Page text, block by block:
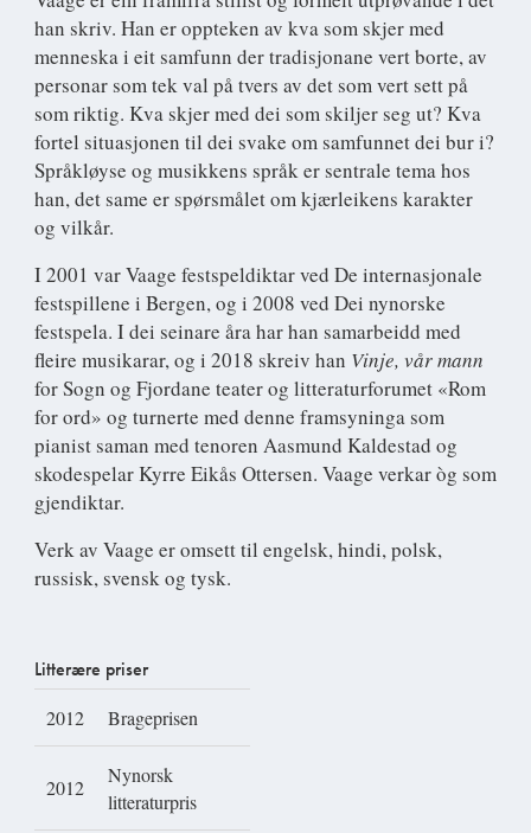
han skriv. Han er oppteken av kva som skjer med
menneska i eit samfunn der tradisjonane vert borte, av
personar som tek val på tvers av det som vert sett på
som riktig. Kva skjer med dei som skiljer seg ut? Kva
fortel situasjonen til dei svake om samfunnet dei bur i?
Språkløyse og musikkens språk er sentrale tema hos
han, det same er spørsmålet om kjærleikens karakter
og vilkår.
I 2001 var Vaage festspeldiktar ved De internasjonale
festspillene i Bergen, og i 2008 ved Dei nynorske
festspela. I dei seinare åra har han samarbeidd med
fleire musikarar, og i 2018 skreiv han Vinje, vår mann
for Sogn og Fjordane teater og litteraturforumet «Rom
for ord» og turnerte med denne framsyninga som
pianist saman med tenoren Aasmund Kaldestad og
skodespelar Kyrre Eikås Ottersen. Vaage verkar òg som
gjendiktar.
Verk av Vaage er omsett til engelsk, hindi, polsk,
russisk, svensk og tysk.
Litterære priser
2012
Brageprisen
2012
Nynorsk
litteraturpris